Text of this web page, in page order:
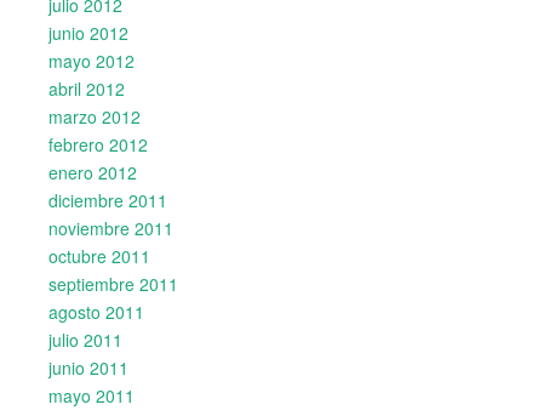
julio 2012
junio 2012
mayo 2012
abril 2012
marzo 2012
febrero 2012
enero 2012
diciembre 2011
noviembre 2011
octubre 2011
septiembre 2011
agosto 2011
julio 2011
junio 2011
mayo 2011